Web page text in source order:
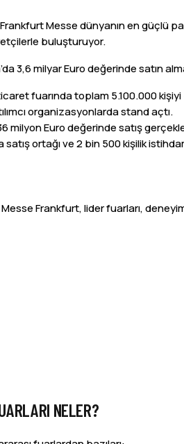
Messe dünyanın en güçlü
buluşturuyor.
3,6 milyar Euro değerinde satın
fuarında toplam 5.100.000
organizasyonlarda stand açtı.
milyon Euro değerinde satış
ortağı ve 2 bin 500 kişilik
Frankfurt, lider fuarları,
NELER?